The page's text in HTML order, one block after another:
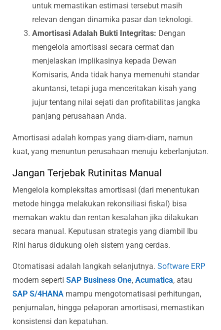
untuk memastikan estimasi tersebut masih
relevan dengan dinamika pasar dan teknologi.
Amortisasi Adalah Bukti Integritas: Dengan
mengelola amortisasi secara cermat dan
menjelaskan implikasinya kepada Dewan
Komisaris, Anda tidak hanya memenuhi standar
akuntansi, tetapi juga menceritakan kisah yang
jujur tentang nilai sejati dan profitabilitas jangka
panjang perusahaan Anda.
Amortisasi adalah kompas yang diam-diam, namun
kuat, yang menuntun perusahaan menuju keberlanjutan.
Jangan Terjebak Rutinitas Manual
Mengelola kompleksitas amortisasi (dari menentukan
metode hingga melakukan rekonsiliasi fiskal) bisa
memakan waktu dan rentan kesalahan jika dilakukan
secara manual. Keputusan strategis yang diambil Ibu
Rini harus didukung oleh sistem yang cerdas.
Otomatisasi adalah langkah selanjutnya. Software ERP
modern seperti SAP Business One, Acumatica, atau
SAP S/4HANA mampu mengotomatisasi perhitungan,
penjurnalan, hingga pelaporan amortisasi, memastikan
konsistensi dan kepatuhan.